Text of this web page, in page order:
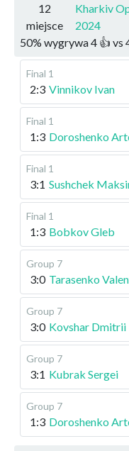
12
miejsce
Kharkiv
2024
50% wygrywa4 👍 vs
Final 1
2:3 Vinnikov Ivan
Final 1
1:3 Doroshenko
Final 1
3:1 Sushchek
Final 1
1:3 Bobkov Gleb
Group 7
3:0 Tarasenko
Group 7
3:0 Kovshar Dmitrii
Group 7
3:1 Kubrak Sergei
Group 7
1:3 Doroshenko